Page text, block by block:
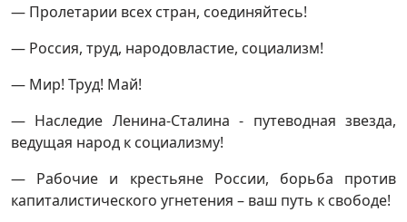
— Пролетарии всех стран, соединяйтесь!
— Россия, труд, народовластие, социализм!
— Мир! Труд! Май!
— Наследие Ленина-Сталина - путеводная звезда,
ведущая народ к социализму!
— Рабочие и крестьяне России, борьба против
капиталистического угнетения – ваш путь к свободе!